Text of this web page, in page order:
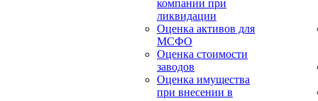
компании при
ликвидации
Оценка активов для
МСФО
Оценка стоимости
заводов
Оценка имущества
при внесении в